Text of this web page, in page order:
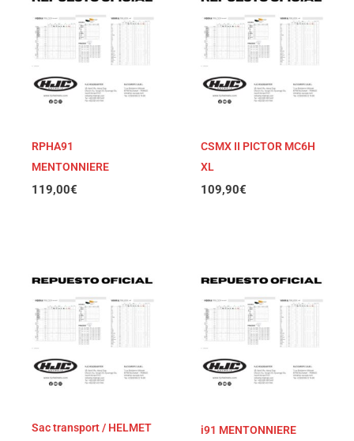
RPHA91
MENTONNIERE
119,00€
CSMX II PICTOR MC6H
XL
109,90€
Sac transport / HELMET
i91 MENTONNIERE